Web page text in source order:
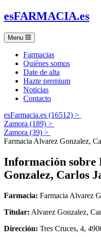
esFARMACIA.es
Menu
Farmacias
Quiénes somos
Date de alta
Hazte premium
Noticias
Contacto
esFarmacia.es (16512) >
Zamora (189) >
Zamora (39) >
Farmacia Alvarez Gonzalez,
Información sobre
Gonzalez, Carlos
Farmacia: Farmacia Alvarez
Titular: Alvarez Gonzalez,
Dirección: Tres Cruces, 4,